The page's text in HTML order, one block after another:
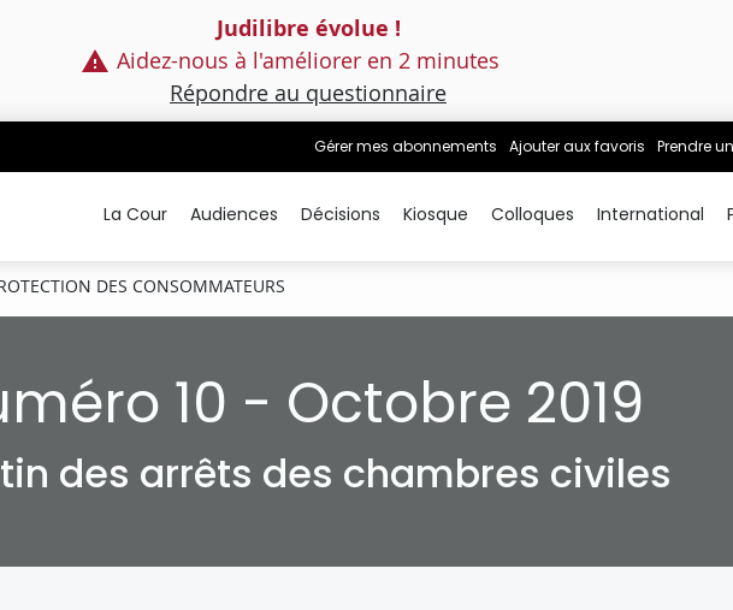
Judilibre évolue !
Aidez-nous à l'améliorer en 2 minutes
Répondre au questionnaire
Gérer mes abonnements Ajouter aux favoris Prendre
La Cour Audiences Décisions Kiosque Colloques International
DES CONSOMMATEURS
10 - Octobre 2019
des arrêts des chambres civiles